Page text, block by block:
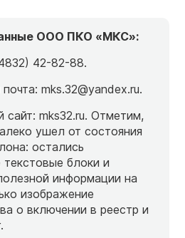
ООО ПКО «МКС»:
42-82-88.
mks.32@yandex.ru.
сайт: mks32.ru. Отметим,
ушел от состояния
остались
блоки и
информации на
изображение
о включении в реестр и